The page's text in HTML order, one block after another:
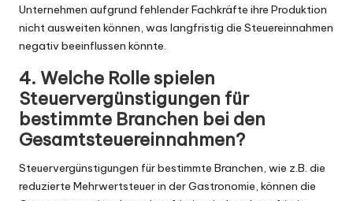
Unternehmen aufgrund fehlender Fachkräfte ihre Produktion
nicht ausweiten können, was langfristig die Steuereinnahmen
negativ beeinflussen könnte.
4. Welche Rolle spielen
Steuervergünstigungen für
bestimmte Branchen bei den
Gesamtsteuereinnahmen?
Steuervergünstigungen für bestimmte Branchen, wie z.B. die
reduzierte Mehrwertsteuer in der Gastronomie, können die